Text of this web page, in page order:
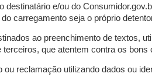
destinatário e/ou do
carregamento seja o próprio
ao preenchimento de textos,
terceiros, que atentem contra os
ou reclamação utilizando dados ou